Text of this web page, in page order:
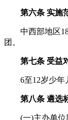
第六条 实施
中西部地区18
团。
第七条 受益
6至12岁少年儿
第八条 遴选
(一)主办单位应